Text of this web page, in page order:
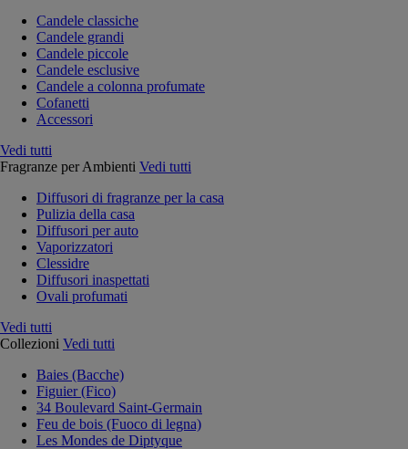
Candele classiche
Candele grandi
Candele piccole
Candele esclusive
Candele a colonna profumate
Cofanetti
Accessori
Vedi tutti
Fragranze per Ambienti Vedi tutti
Diffusori di fragranze per la casa
Pulizia della casa
Diffusori per auto
Vaporizzatori
Clessidre
Diffusori inaspettati
Ovali profumati
Vedi tutti
Collezioni Vedi tutti
Baies (Bacche)
Figuier (Fico)
34 Boulevard Saint-Germain
Feu de bois (Fuoco di legna)
Les Mondes de Diptyque